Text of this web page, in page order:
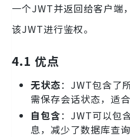
一个JWT并返回给客户端
该JWT进行鉴权。
4.1 优点
无状态：JWT包含了
需保存会话状态，适
自包含：JWT可以包
息，减少了数据库查询